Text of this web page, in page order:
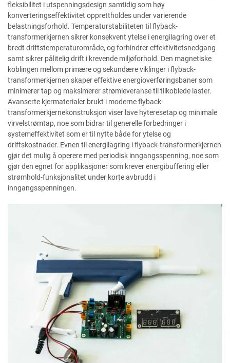
fleksibilitet i utspenningsdesign samtidig som høy
konverteringseffektivitet opprettholdes under varierende
belastningsforhold. Temperaturstabiliteten til flyback-
transformerkjernen sikrer konsekvent ytelse i energilagring over et
bredt driftstemperaturområde, og forhindrer effektivitetsnedgang
samt sikrer pålitelig drift i krevende miljøforhold. Den magnetiske
koblingen mellom primære og sekundære viklinger i flyback-
transformerkjernen skaper effektive energioverføringsbaner som
minimerer tap og maksimerer strømleveranse til tilkoblede laster.
Avanserte kjermaterialer brukt i moderne flyback-
transformerkjernekonstruksjon viser lave hyteresetap og minimale
virvelstrømtap, noe som bidrar til generelle forbedringer i
systemeffektivitet som er til nytte både for ytelse og
driftskostnader. Evnen til energilagring i flyback-transformerkjernen
gjør det mulig å operere med periodisk inngangsspenning, noe som
gjør den egnet for applikasjoner som krever energibuffering eller
strømhold-funksjonalitet under korte avbrudd i
inngangsspenningen.